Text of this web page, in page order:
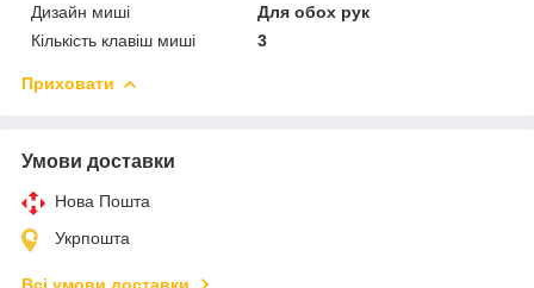
Дизайн миші
Для обох рук
Кількість клавіш миші
3
Приховати
Умови доставки
Нова Пошта
Укрпошта
Всі умови доставки